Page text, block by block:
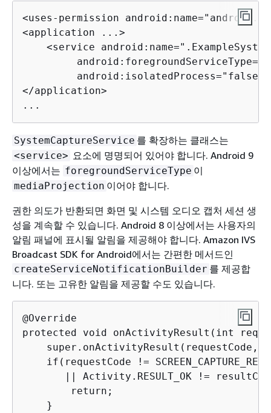
<uses-permission
<application ...>
<service
android:isolatedProcess="false"
</application>
...
SystemCaptureService 를 확장하는 클래스는
<service> 요소에 명명되어 있어야 합니다. Android 9
이상에서는 foregroundServiceType 이
mediaProjection 이어야 합니다.
권한 의도가 반환되면 화면 및 시스템 오디오 캡처 세션 생
성을 계속할 수 있습니다. Android 8 이상에서는 사용자의
알림 패널에 표시될 알림을 제공해야 합니다. Amazon IVS
Broadcast SDK for Android에서는 간편한 메서드인
createServiceNotificationBuilder 를 제공합
니다. 또는 고유한 알림을 제공할 수도 있습니다.
@Override
protected void onActivityResult(int
super.onActivityResult(requestCode,
if(requestCode !=
|| Activity.RESULT_OK !=
        return;
    }